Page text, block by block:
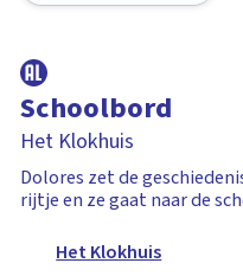
Schoolbord
Het Klokhuis
Dolores zet de
rijtje en ze gaat naar de
Het Klokhuis